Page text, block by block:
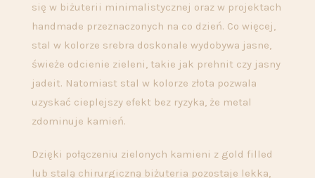
się w biżuterii minimalistycznej oraz w projektach
handmade przeznaczonych na co dzień. Co więcej,
stal w kolorze srebra doskonale wydobywa jasne,
świeże odcienie zieleni, takie jak prehnit czy jasny
jadeit. Natomiast stal w kolorze złota pozwala
uzyskać cieplejszy efekt bez ryzyka, że metal
zdominuje kamień.
Dzięki połączeniu zielonych kamieni z gold filled
lub stalą chirurgiczną biżuteria pozostaje lekka,